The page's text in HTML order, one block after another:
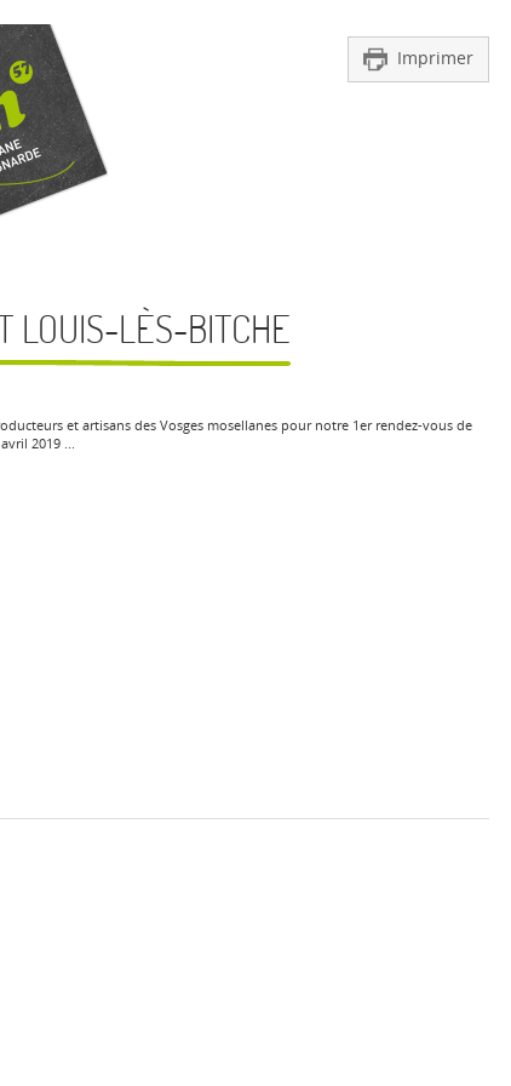
Imprimer
LOUIS-LÈS-BITCHE
et artisans des Vosges mosellanes pour notre 1er rendez-vous de
2019 ...